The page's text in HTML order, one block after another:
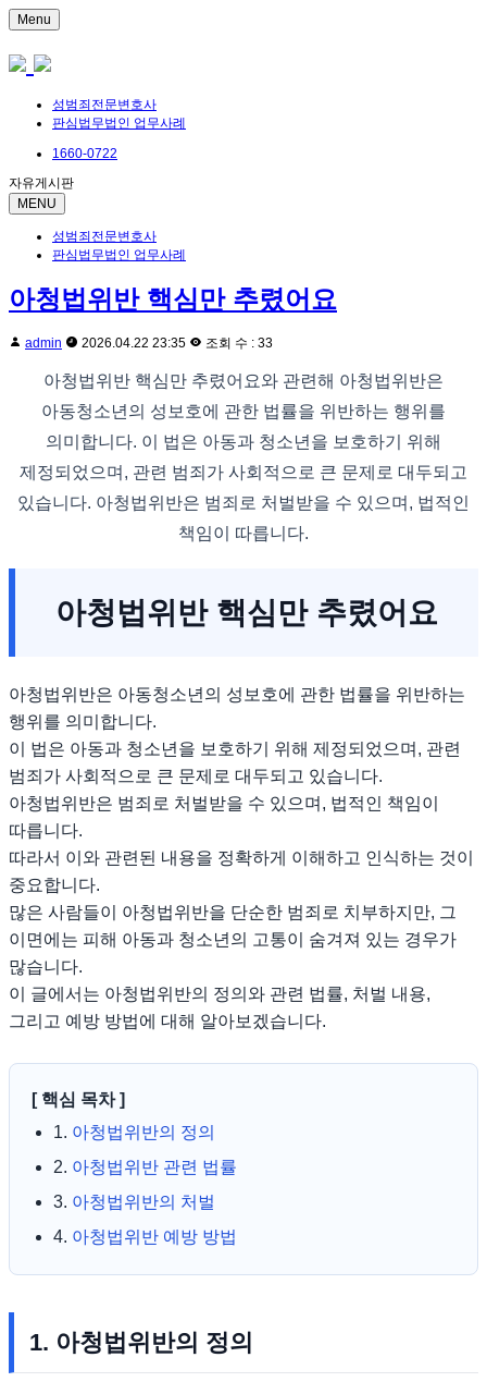
Menu
성범죄전문변호사
판심법무법인 업무사례
1660-0722
자유게시판
MENU
성범죄전문변호사
판심법무법인 업무사례
아청법위반 핵심만 추렸어요
admin 2026.04.22 23:35 조회 수 : 33
아청법위반 핵심만 추렸어요와 관련해 아청법위반은
아동청소년의 성보호에 관한 법률을 위반하는 행위를
의미합니다. 이 법은 아동과 청소년을 보호하기 위해
제정되었으며, 관련 범죄가 사회적으로 큰 문제로 대두되고
있습니다. 아청법위반은 범죄로 처벌받을 수 있으며, 법적인
책임이 따릅니다.
아청법위반 핵심만 추렸어요
아청법위반은 아동청소년의 성보호에 관한 법률을 위반하는
행위를 의미합니다.
이 법은 아동과 청소년을 보호하기 위해 제정되었으며, 관련
범죄가 사회적으로 큰 문제로 대두되고 있습니다.
아청법위반은 범죄로 처벌받을 수 있으며, 법적인 책임이
따릅니다.
따라서 이와 관련된 내용을 정확하게 이해하고 인식하는 것이
중요합니다.
많은 사람들이 아청법위반을 단순한 범죄로 치부하지만, 그
이면에는 피해 아동과 청소년의 고통이 숨겨져 있는 경우가
많습니다.
이 글에서는 아청법위반의 정의와 관련 법률, 처벌 내용,
그리고 예방 방법에 대해 알아보겠습니다.
[ 핵심 목차 ]
1. 아청법위반의 정의
2. 아청법위반 관련 법률
3. 아청법위반의 처벌
4. 아청법위반 예방 방법
1. 아청법위반의 정의